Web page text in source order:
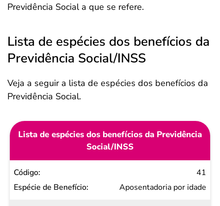
Previdência Social a que se refere.
Lista de espécies dos benefícios da
Previdência Social/INSS
Veja a seguir a lista de espécies dos benefícios da
Previdência Social.
Lista de espécies dos benefícios da Previdência
Social/INSS
Código
Espécie
41
Aposentadoria por idade